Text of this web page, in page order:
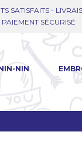
SATISFAITS -
PAIEMENT SÉCURISÉ
NIN